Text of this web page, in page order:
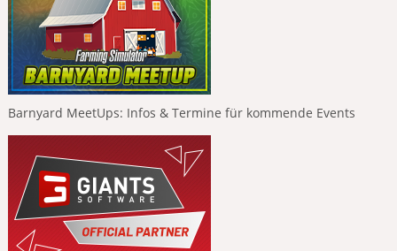
Barnyard MeetUps: Infos & Termine für kommende Events